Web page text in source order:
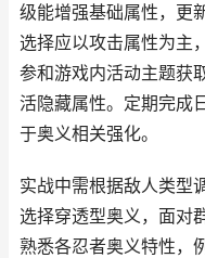
级能增强基础属性，更
选择应以攻击属性为主
参和游戏内活动主题获
活隐藏属性。定期完成
于奥义相关强化。
实战中需根据敌人类型
选择穿透型奥义，面对
熟悉各忍者奥义特性，